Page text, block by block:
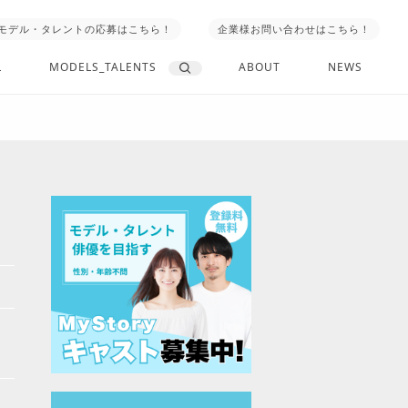
デル・タレントの応募はこちら！ 企業様お問い合わせはこちら！
MODELS_TALENTS ABOUT NEWS